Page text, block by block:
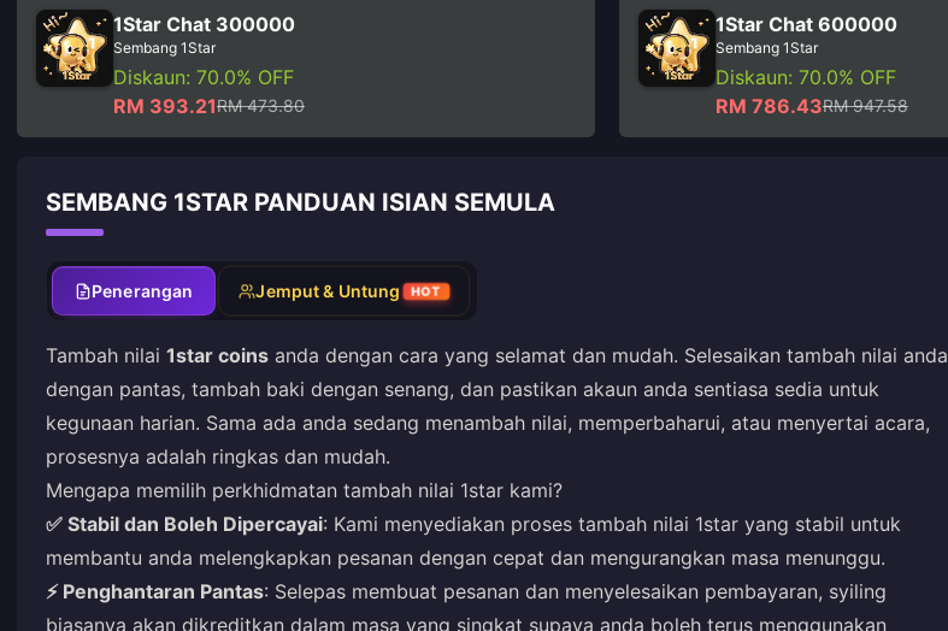
1Star Chat 300000
Sembang 1Star
Diskaun: 70.0% OFF
RM 393.21RM 473.80
1Star Chat 600000
Sembang 1Star
Diskaun: 70.0% OFF
RM 786.43RM 947.58
SEMBANG 1STAR PANDUAN ISIAN SEMULA
Penerangan Jemput & Untung HOT
Tambah nilai 1star coins anda dengan cara yang selamat dan mudah. Selesaikan tambah nilai anda
dengan pantas, tambah baki dengan senang, dan pastikan akaun anda sentiasa sedia untuk
kegunaan harian. Sama ada anda sedang menambah nilai, memperbaharui, atau menyertai acara,
prosesnya adalah ringkas dan mudah.
Mengapa memilih perkhidmatan tambah nilai 1star kami?
✅ Stabil dan Boleh Dipercayai: Kami menyediakan proses tambah nilai 1star yang stabil untuk
membantu anda melengkapkan pesanan dengan cepat dan mengurangkan masa menunggu.
⚡ Penghantaran Pantas: Selepas membuat pesanan dan menyelesaikan pembayaran, syiling
biasanya akan dikreditkan dalam masa yang singkat supaya anda boleh terus menggunakan